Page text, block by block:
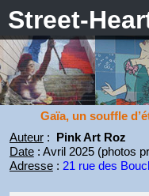
Street-
Gaïa, un souffle
Auteur: Pink Art Roz
Date: Avril 2025 (photos
Adresse: 21 rue des